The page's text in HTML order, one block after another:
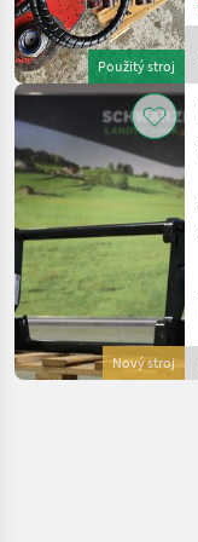
Použitý stroj
Nový stroj